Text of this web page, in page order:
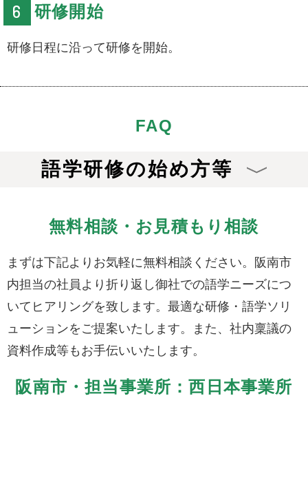
研修開始
研修日程に沿って研修を開始。
FAQ
語学研修の始め方等
無料相談・お見積もり相談
まずは下記よりお気軽に無料相談ください。阪南市
内担当の社員より折り返し御社での語学ニーズにつ
いてヒアリングを致します。最適な研修・語学ソリ
ューションをご提案いたします。また、社内稟議の
資料作成等もお手伝いいたします。
阪南市・担当事業所：西日本事業所